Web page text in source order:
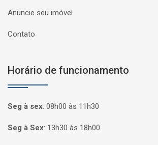
Anuncie seu imóvel
Contato
Horário de funcionamento
Seg à sex: 08h00 às 11h30
Seg à Sex: 13h30 às 18h00